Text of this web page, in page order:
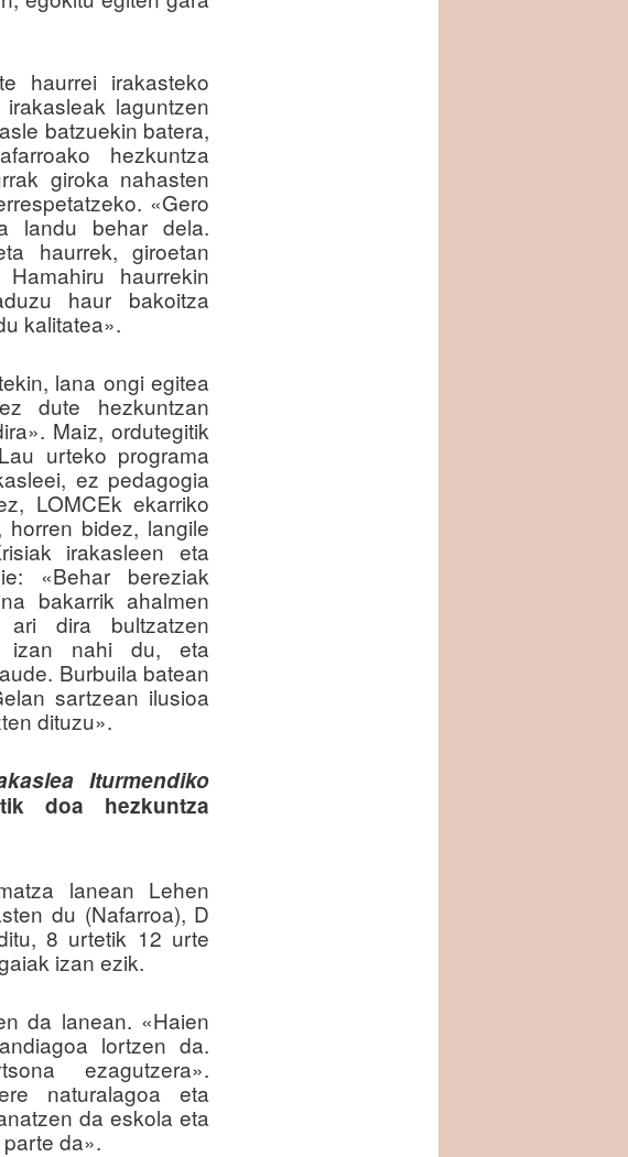
haurrei irakasteko
laguntzen
batzuekin batera,
hezkuntza
giroka nahasten
«Gero
landu behar dela.
haurrek, giroetan
haurrekin
haur bakoitza
kalitatea».
lana ongi egitea
dute hezkuntzan
Maiz, ordutegitik
urteko programa
ez pedagogia
LOMCEk ekarriko
bidez, langile
irakasleen eta
«Behar bereziak
bakarrik ahalmen
dira bultzatzen
izan nahi du, eta
Burbuila batean
sartzean ilusioa
dituzu».
Iturmendiko
doa hezkuntza
lanean Lehen
du (Nafarroa), D
8 urtetik 12 urte
izan ezik.
da lanean. «Haien
lortzen da.
ezagutzera».
naturalagoa eta
da eskola eta
da».